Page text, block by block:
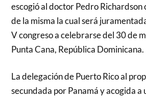
escogió al doctor Pedro Richardson
de la misma la cual será
V congreso a celebrarse del 30 de
Punta Cana, República Dominicana.
La delegación de Puerto Rico al
secundada por Panamá y acogida a